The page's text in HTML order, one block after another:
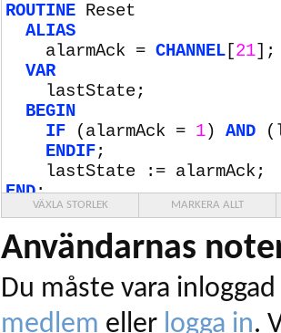
ROUTINE Reset
ALIAS
alarmAck = CHANNEL [21
VAR
lastState;
BEGIN
IF (alarmAck = 1) AND
ENDIF;
lastState := alarmAck;
END;
VÄXLA STORLEK MARKERA ALLT
Användarnas
Du måste vara
medlem eller logga in.